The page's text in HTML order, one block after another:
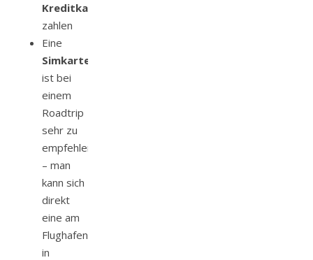
Kreditkarte
zahlen
Eine
Simkarte
ist bei
einem
Roadtrip
sehr zu
empfehlen
– man
kann sich
direkt
eine am
Flughafen
in